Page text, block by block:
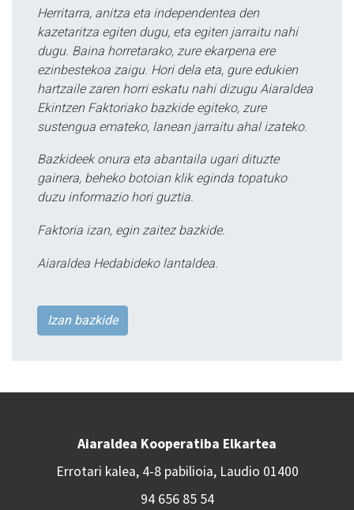
Herritarra, anitza eta independentea den
kazetaritza egiten dugu, eta egiten jarraitu nahi
dugu. Baina horretarako, zure ekarpena ere
ezinbestekoa zaigu. Hori dela eta, gure edukien
hartzaile zaren horri eskatu nahi dizugu Aiaraldea
Ekintzen Faktoriako bazkide egiteko, zure
sustengua emateko, lanean jarraitu ahal izateko.
Bazkideek onura eta abantaila ugari dituzte
gainera, beheko botoian klik eginda topatuko
duzu informazio hori guztia.
Faktoria izan, egin zaitez bazkide.
Aiaraldea Hedabideko lantaldea.
Izan bazkide
Aiaraldea Kooperatiba Elkartea
Errotari kalea, 4-8 pabilioia, Laudio 01400
94 656 85 54